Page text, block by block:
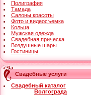
Полиграфия
Тамада
Салоны красоты
Фото и видеосъемка
Кольца
Мужская одежда
Свадебная прическа
Воздушные шары
Гостиницы
Свадебные услуги
Свадебный каталог
Волгограда